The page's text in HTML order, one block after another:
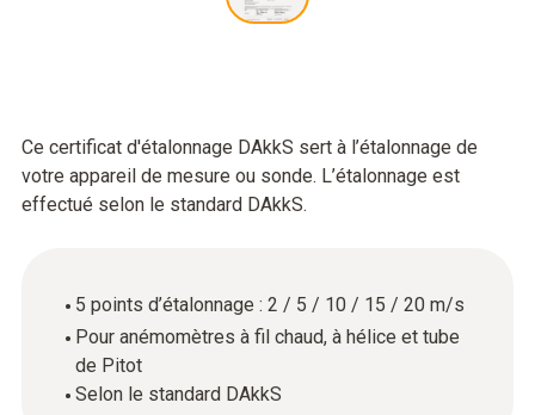
Ce certificat d'étalonnage DAkkS sert à l’étalonnage de
votre appareil de mesure ou sonde. L’étalonnage est
effectué selon le standard DAkkS.
5 points d’étalonnage : 2 / 5 / 10 / 15 / 20 m/s
Pour anémomètres à fil chaud, à hélice et tube
de Pitot
Selon le standard DAkkS